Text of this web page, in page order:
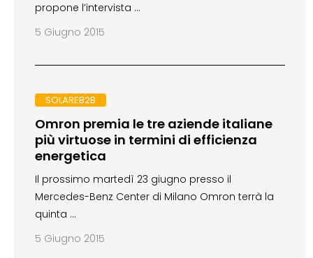
propone l’intervista …
5 Giugno 2015
SOLAREB2B
Omron premia le tre aziende italiane
più virtuose in termini di efficienza
energetica
Il prossimo martedì 23 giugno presso il
Mercedes-Benz Center di Milano Omron terrà la
quinta …
5 Giugno 2015